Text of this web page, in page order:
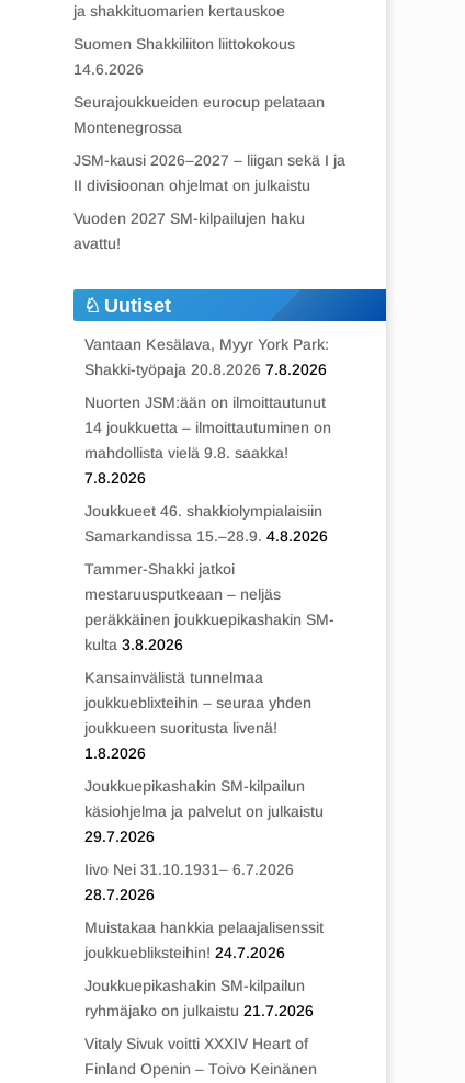
ja shakkituomarien kertauskoe
Suomen Shakkiliiton liittokokous
14.6.2026
Seurajoukkueiden eurocup pelataan
Montenegrossa
JSM-kausi 2026–2027 – liigan sekä I ja
II divisioonan ohjelmat on julkaistu
Vuoden 2027 SM-kilpailujen haku
avattu!
Uutiset
Vantaan Kesälava, Myyr York Park:
Shakki-työpaja 20.8.2026 7.8.2026
Nuorten JSM:ään on ilmoittautunut
14 joukkuetta – ilmoittautuminen on
mahdollista vielä 9.8. saakka!
7.8.2026
Joukkueet 46. shakkiolympialaisiin
Samarkandissa 15.–28.9. 4.8.2026
Tammer-Shakki jatkoi
mestaruusputkeaan – neljäs
peräkkäinen joukkuepikashakin SM-
kulta 3.8.2026
Kansainvälistä tunnelmaa
joukkueblixteihin – seuraa yhden
joukkueen suoritusta livenä!
1.8.2026
Joukkuepikashakin SM-kilpailun
käsiohjelma ja palvelut on julkaistu
29.7.2026
Iivo Nei 31.10.1931– 6.7.2026
28.7.2026
Muistakaa hankkia pelaajalisenssit
joukkuebliksteihin! 24.7.2026
Joukkuepikashakin SM-kilpailun
ryhmäjako on julkaistu 21.7.2026
Vitaly Sivuk voitti XXXIV Heart of
Finland Openin – Toivo Keinänen